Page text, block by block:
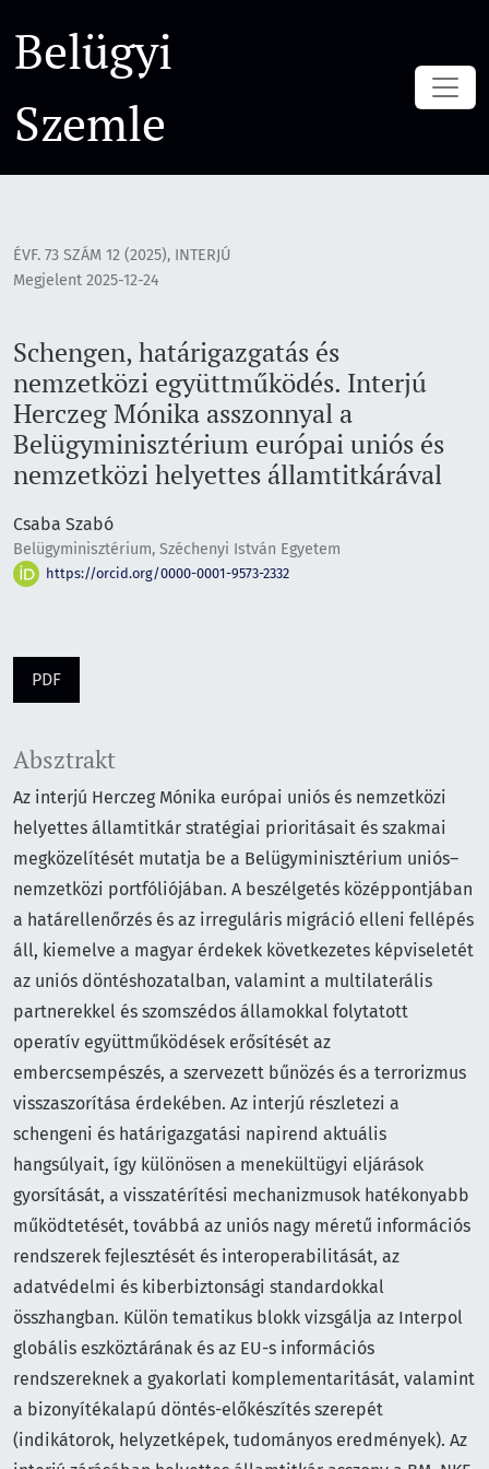
Belügyi
Szemle
ÉVF. 73 SZÁM 12 (2025), INTERJÚ
Schengen, határigazgatás és
nemzetközi együttműködés. Interjú
Herczeg Mónika asszonnyal a
Belügyminisztérium európai uniós és
nemzetközi helyettes államtitkárával
Megjelent 2025-12-24
Csaba Szabó
Belügyminisztérium, Széchenyi István Egyetem
https://orcid.org/0000-0001-9573-2332
PDF
Absztrakt
Az interjú Herczeg Mónika európai uniós és nemzetközi
helyettes államtitkár stratégiai prioritásait és szakmai
megközelítését mutatja be a Belügyminisztérium uniós–
nemzetközi portfóliójában. A beszélgetés középpontjában
a határellenőrzés és az irreguláris migráció elleni fellépés
áll, kiemelve a magyar érdekek következetes képviseletét
az uniós döntéshozatalban, valamint a multilaterális
partnerekkel és szomszédos államokkal folytatott
operatív együttműködések erősítését az
embercsempészés, a szervezett bűnözés és a terrorizmus
visszaszorítása érdekében. Az interjú részletezi a
schengeni és határigazgatási napirend aktuális
hangsúlyait, így különösen a menekültügyi eljárások
gyorsítását, a visszatérítési mechanizmusok hatékonyabb
működtetését, továbbá az uniós nagy méretű információs
rendszerek fejlesztését és interoperabilitását, az
adatvédelmi és kiberbiztonsági standardokkal
összhangban. Külön tematikus blokk vizsgálja az Interpol
globális eszköztárának és az EU-s információs
rendszereknek a gyakorlati komplementaritását, valamint
a bizonyítékalapú döntés-előkészítés szerepét
(indikátorok, helyzetképek, tudományos eredmények). Az